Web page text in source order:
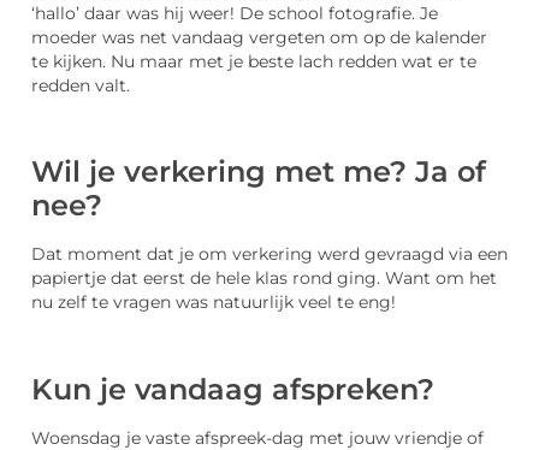
‘hallo’ daar was hij weer! De school fotografie. Je
moeder was net vandaag vergeten om op de kalender
te kijken. Nu maar met je beste lach redden wat er te
redden valt.
Wil je verkering met me? Ja of
nee?
Dat moment dat je om verkering werd gevraagd via een
papiertje dat eerst de hele klas rond ging. Want om het
nu zelf te vragen was natuurlijk veel te eng!
Kun je vandaag afspreken?
Woensdag je vaste afspreek-dag met jouw vriendje of